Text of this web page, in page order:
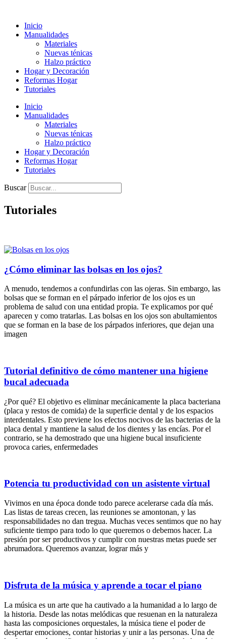
contenido
Inicio
Manualidades
Materiales
Nuevas ténicas
Halzo práctico
Hogar y Decoración
Reformas Hogar
Tutoriales
Inicio
Manualidades
Materiales
Nuevas ténicas
Halzo práctico
Hogar y Decoración
Reformas Hogar
Tutoriales
Buscar
Tutoriales
¿Cómo eliminar las bolsas en los ojos?
A menudo, tendemos a confundirlas con las ojeras. Sin embargo, las
bolsas que se forman en el párpado inferior de los ojos es un
problema de salud con una entidad propia. Te explicamos por qué
aparecen y como tratarlas. Las bolsas en los ojos son abultamientos
que se forman en la base de los párpados inferiores, que dejan una
imagen
Tutorial definitivo de cómo mantener una higiene
bucal adecuada
¿Por qué? El objetivo es eliminar mecánicamente la placa bacteriana
(placa y restos de comida) de la superficie dental y de los espacios
interdentales. Esto previene los efectos nocivos de las bacterias de la
placa dental y mantiene la salud de los dientes y las encías. Por el
contrario, se ha demostrado que una higiene bucal insuficiente
provoca caries, enfermedades
Potencia tu productividad con un asistente virtual
Vivimos en una época donde todo parece acelerarse cada día más.
Las listas de tareas crecen, las reuniones se amontonan, y las
responsabilidades no dan tregua. Muchas veces sentimos que no hay
suficiente tiempo para todo lo que queremos o debemos hacer. La
presión por ser productivos y cumplir con nuestras metas puede ser
abrumadora. Queremos avanzar, lograr más y
Disfruta de la música y aprende a tocar el piano
La música es un arte que ha cautivado a la humanidad a lo largo de
la historia. Desde las notas melódicas que resuenan en la naturaleza
hasta las composiciones orquestales, la música tiene el poder de
despertar emociones, contar historias y unir a las personas. Una de